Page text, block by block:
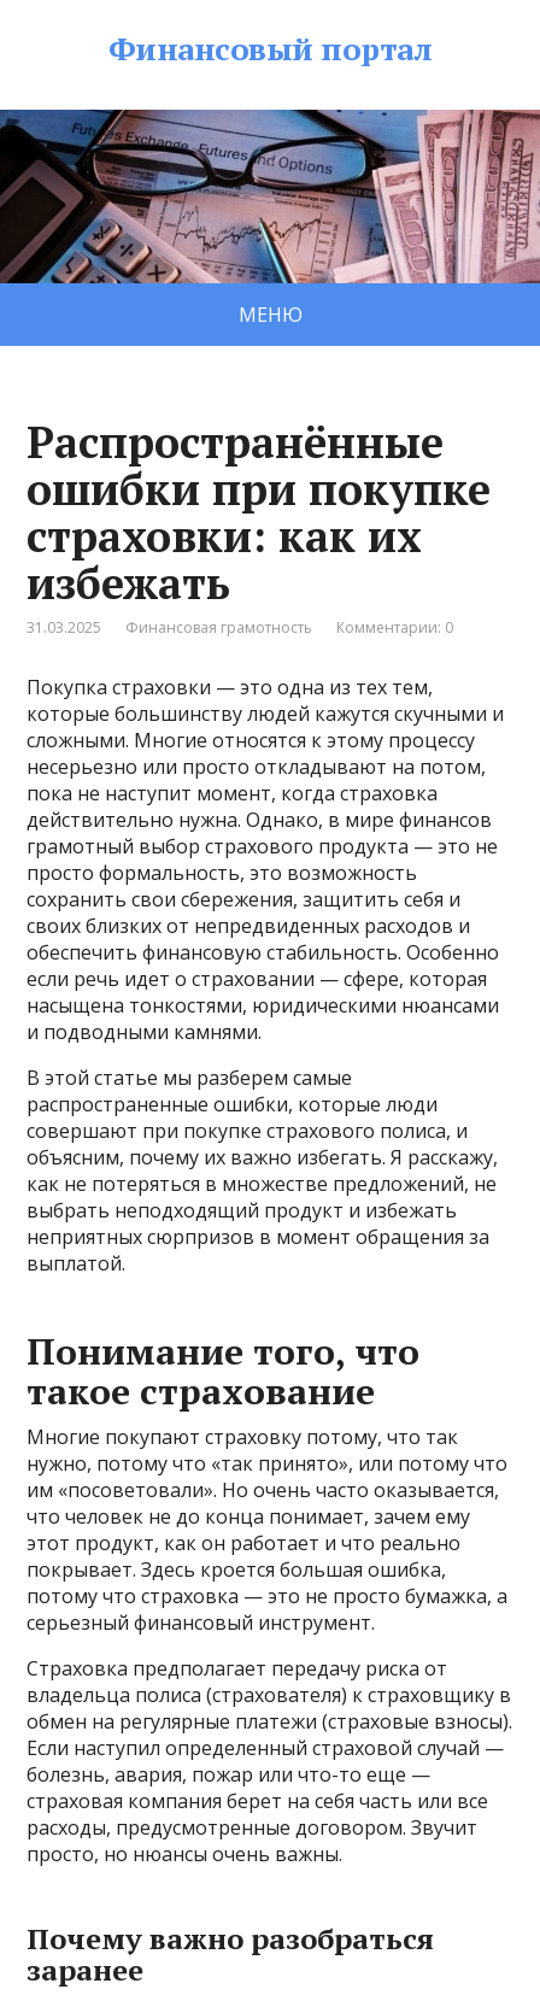
Финансовый портал
МЕНЮ
Распространённые
ошибки при покупке
страховки: как их
избежать
31.03.2025 Финансовая грамотность Комментарии: 0
Покупка страховки — это одна из тех тем,
которые большинству людей кажутся скучными и
сложными. Многие относятся к этому процессу
несерьезно или просто откладывают на потом,
пока не наступит момент, когда страховка
действительно нужна. Однако, в мире финансов
грамотный выбор страхового продукта — это не
просто формальность, это возможность
сохранить свои сбережения, защитить себя и
своих близких от непредвиденных расходов и
обеспечить финансовую стабильность. Особенно
если речь идет о страховании — сфере, которая
насыщена тонкостями, юридическими нюансами
и подводными камнями.
В этой статье мы разберем самые
распространенные ошибки, которые люди
совершают при покупке страхового полиса, и
объясним, почему их важно избегать. Я расскажу,
как не потеряться в множестве предложений, не
выбрать неподходящий продукт и избежать
неприятных сюрпризов в момент обращения за
выплатой.
Понимание того, что
такое страхование
Многие покупают страховку потому, что так
нужно, потому что «так принято», или потому что
им «посоветовали». Но очень часто оказывается,
что человек не до конца понимает, зачем ему
этот продукт, как он работает и что реально
покрывает. Здесь кроется большая ошибка,
потому что страховка — это не просто бумажка, а
серьезный финансовый инструмент.
Страховка предполагает передачу риска от
владельца полиса (страхователя) к страховщику в
обмен на регулярные платежи (страховые взносы).
Если наступил определенный страховой случай —
болезнь, авария, пожар или что-то еще —
страховая компания берет на себя часть или все
расходы, предусмотренные договором. Звучит
просто, но нюансы очень важны.
Почему важно разобраться
заранее